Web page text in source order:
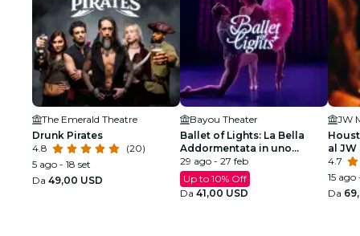
The Emerald Theatre
Drunk Pirates
4.8
(20)
5 ago - 18 set
Da 49,00 USD
Bayou Theater
Ballet of Lights: La Bella
Addormentata in uno
spettacolo scintillante
29 ago - 27 feb
Up to 10% Off
Da 41,00 USD
al
4.7
15 ago
Da